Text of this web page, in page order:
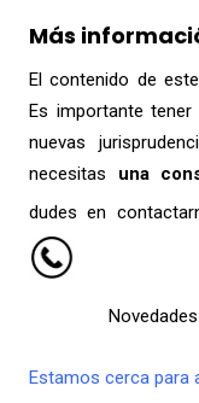
Más
El contenido de
Es importante
nuevas
necesitas una
dudes en
Estamos cerca para